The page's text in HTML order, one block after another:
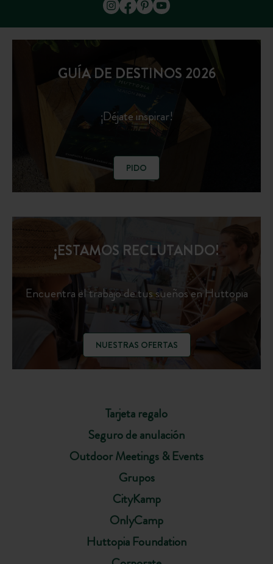
GUÍA DE DESTINOS 2026
¡Déjate inspirar!
PIDO
Tarjeta regalo
Seguro de anulación
Outdoor Meetings & Events
Grupos
CityKamp
OnlyCamp
Huttopia Foundation
¡ESTAMOS RECLUTANDO!
Encuentra el trabajo de tus sueños en Huttopia
NUESTRAS OFERTAS